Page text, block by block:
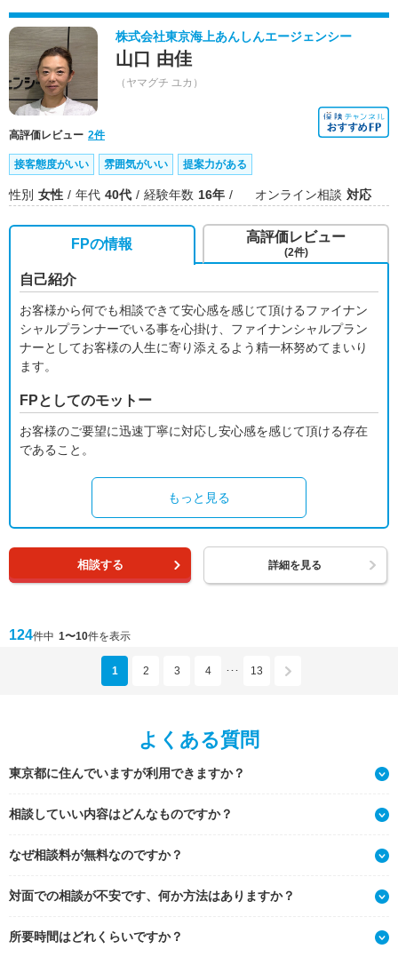
株式会社東京海上あんしんエージェンシー
山口 由佳
（ヤマグチ ユカ）
高評価レビュー 2件
接客態度がいい 雰囲気がいい 提案力がある
性別 女性 年代 40代 経験年数 16年 オンライン相談 対応
FPの情報
自己紹介
お客様から何でも相談できて安心感を感じて頂けるファイナン
シャルプランナーでいる事を心掛け、ファイナンシャルプラン
ナーとしてお客様の人生に寄り添えるよう精一杯努めてまいり
ます。
FPとしてのモットー
お客様のご要望に迅速丁寧に対応し安心感を感じて頂ける存在
であること。
もっと見る
高評価レビュー
(2件)
相談する 詳細を見る
124件中 1〜10件を表示
1 2 3 4 ･･･ 13
よくある質問
東京都に住んでいますが利用できますか？
相談していい内容はどんなものですか？
なぜ相談料が無料なのですか？
対面での相談が不安です、何か方法はありますか？
所要時間はどれくらいですか？